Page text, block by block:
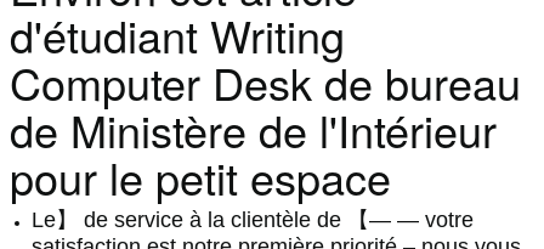
d'étudiant Writing
Computer Desk de bureau
de Ministère de l'Intérieur
pour le petit espace
Le】 de service à la clientèle de 【— — votre